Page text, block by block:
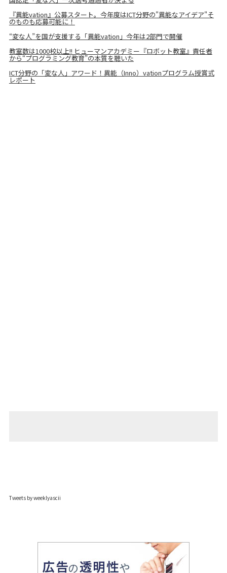
『異能vation』公募スタート。今年度はICT分野の"異能なアイデア"そ
のものも応募可能に！
“変な人”を国が支援する「異能vation」今年は2部門で開催
教室数は1000校以上!! ヒューマンアカデミー『ロボット教室』責任者
から“プログラミング教育”の本質を聴いた
ICT分野の「変な人」アワード！異能（Inno）vationプログラム授賞式
レポート
Tweets by weeklyascii